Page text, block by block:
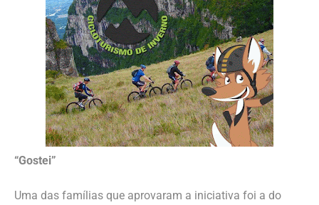
“Gostei”
Uma das famílias que aprovaram a iniciativa foi a do